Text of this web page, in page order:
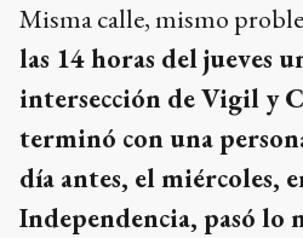
Misma calle, mismo
las 14 horas del jueves
intersección de Vigil y
terminó con una
día antes, el miércoles,
Independencia, pasó lo